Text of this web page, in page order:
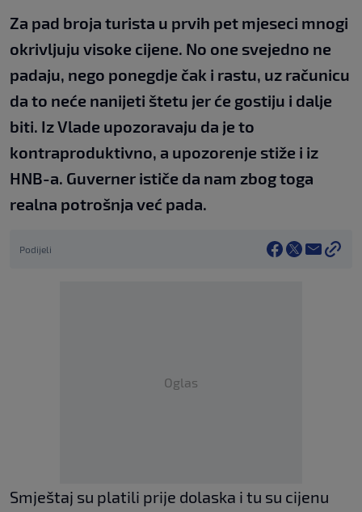
Za pad broja turista u prvih pet mjeseci mnogi
okrivljuju visoke cijene. No one svejedno ne
padaju, nego ponegdje čak i rastu, uz računicu
da to neće nanijeti štetu jer će gostiju i dalje
biti. Iz Vlade upozoravaju da je to
kontraproduktivno, a upozorenje stiže i iz
HNB-a. Guverner ističe da nam zbog toga
realna potrošnja već pada.
Podijeli
Oglas
Smještaj su platili prije dolaska i tu su cijenu